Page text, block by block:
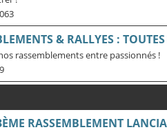
& RALLYES :
rassemblements entre passionnés !
RASSEMBLEMENT